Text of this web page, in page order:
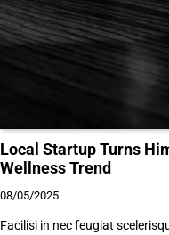
Local Startup Turns
Wellness Trend
08/05/2025
Facilisi in nec feugiat